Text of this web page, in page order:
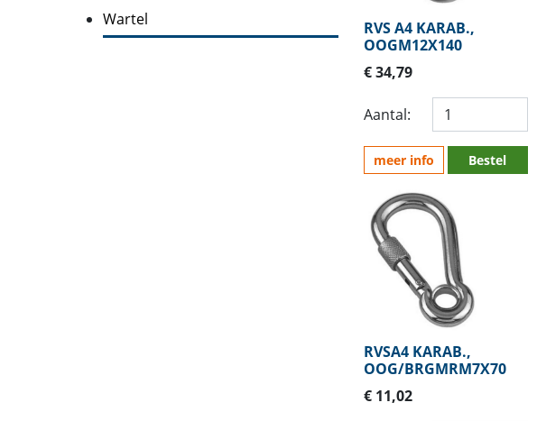
Wartel
RVS A4 KARAB.,
OOGM12X140
€ 34,79
Aantal:
meer info Bestel
RVSA4 KARAB.,
OOG/BRGMRM7X70
€ 11,02